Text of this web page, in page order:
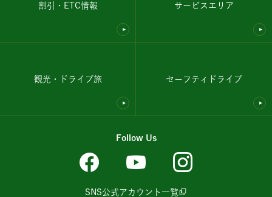
割引・ETC情報 サービスエリア
観光・ドライブ旅 セーフティドライブ
Follow Us
SNS公式アカウント一覧